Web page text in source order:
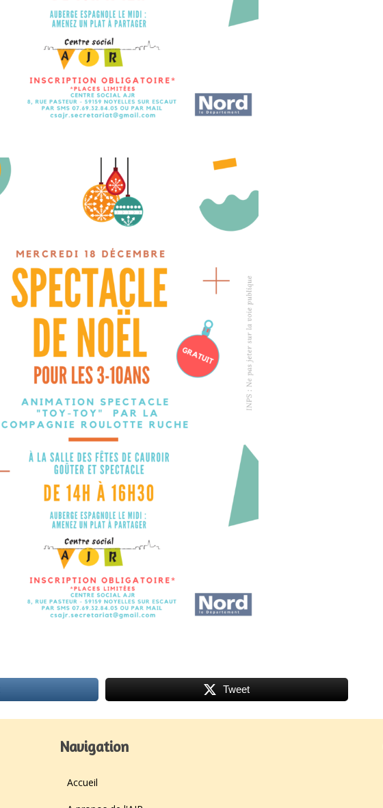
Tweet
Navigation
Accueil